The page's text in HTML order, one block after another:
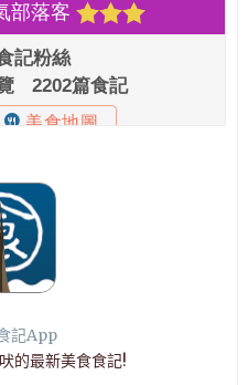
記App
的最新美食食記!